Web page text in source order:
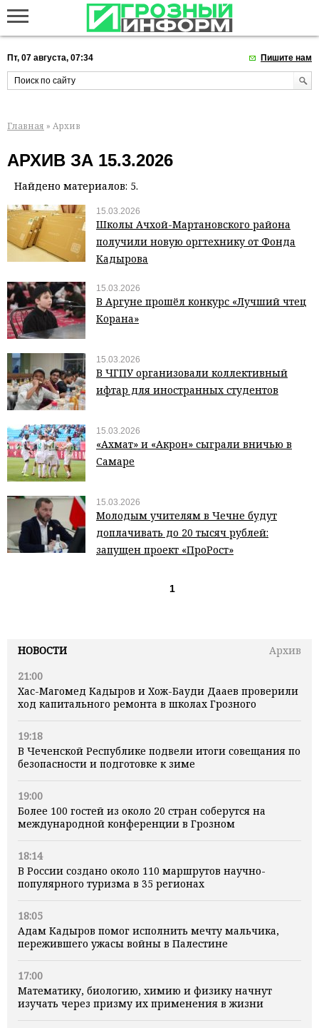
Пт, 07 августа, 07:34 Пишите нам
НОВОСТИ
Архив
21:00
Хас-Магомед Кадыров и Хож-Бауди Дааев проверили
ход капитального ремонта в школах Грозного
19:18
В Чеченской Республике подвели итоги совещания по
безопасности и подготовке к зиме
19:00
Более 100 гостей из около 20 стран соберутся на
международной конференции в Грозном
18:14
В России создано около 110 маршрутов научно-
популярного туризма в 35 регионах
18:05
Адам Кадыров помог исполнить мечту мальчика,
пережившего ужасы войны в Палестине
17:00
Математику, биологию, химию и физику начнут
изучать через призму их применения в жизни
Главная » Архив
АРХИВ ЗА 15.3.2026
Найдено материалов: 5.
15.03.2026
Школы Ачхой-Мартановского района
получили новую оргтехнику от Фонда
Кадырова
15.03.2026
В Аргуне прошёл конкурс «Лучший чтец
Корана»
15.03.2026
В ЧГПУ организовали коллективный
ифтар для иностранных студентов
15.03.2026
«Ахмат» и «Акрон» сыграли вничью в
Самаре
15.03.2026
Молодым учителям в Чечне будут
доплачивать до 20 тысяч рублей:
запущен проект «ПроРост»
1